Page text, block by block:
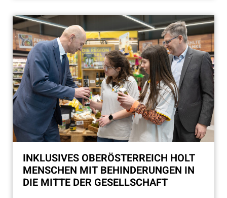
INKLUSIVES OBERÖSTERREICH HOLT
MENSCHEN MIT BEHINDERUNGEN IN
DIE MITTE DER GESELLSCHAFT